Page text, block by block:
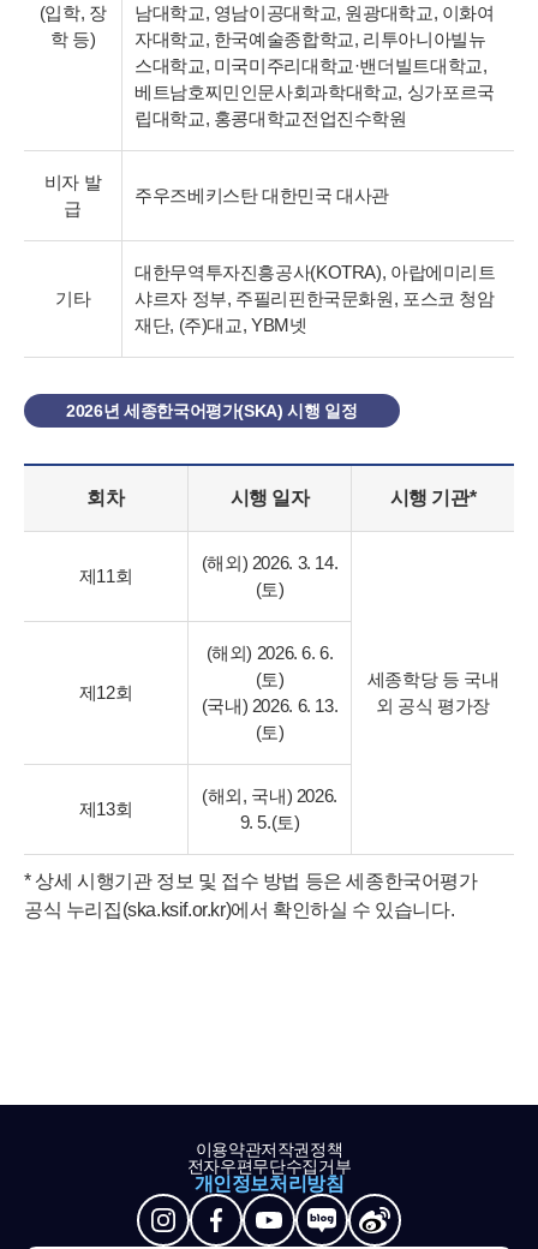
(입학, 장
학 등)
남대학교, 영남이공대학교, 원광대학교, 이화여
자대학교, 한국예술종합학교, 리투아니아빌뉴
스대학교, 미국미주리대학교·밴더빌트대학교,
베트남호찌민인문사회과학대학교, 싱가포르국
립대학교, 홍콩대학교전업진수학원
비자 발
급
주우즈베키스탄 대한민국 대사관
기타
대한무역투자진흥공사(KOTRA), 아랍에미리트
샤르자 정부, 주필리핀한국문화원, 포스코 청암
재단, (주)대교, YBM넷
2026년 세종한국어평가(SKA) 시행 일정
회차 시행 일자 시행 기관*
제11회
(해외) 2026. 3. 14.
(토)
세종학당 등 국내
외 공식 평가장
제12회
(해외) 2026. 6. 6.
(토)
(국내) 2026. 6. 13.
(토)
제13회
(해외, 국내) 2026.
9. 5.(토)
* 상세 시행기관 정보 및 접수 방법 등은 세종한국어평가
공식 누리집(ska.ksif.or.kr)에서 확인하실 수 있습니다.
이용약관저작권정책
전자우편무단수집거부
개인정보처리방침